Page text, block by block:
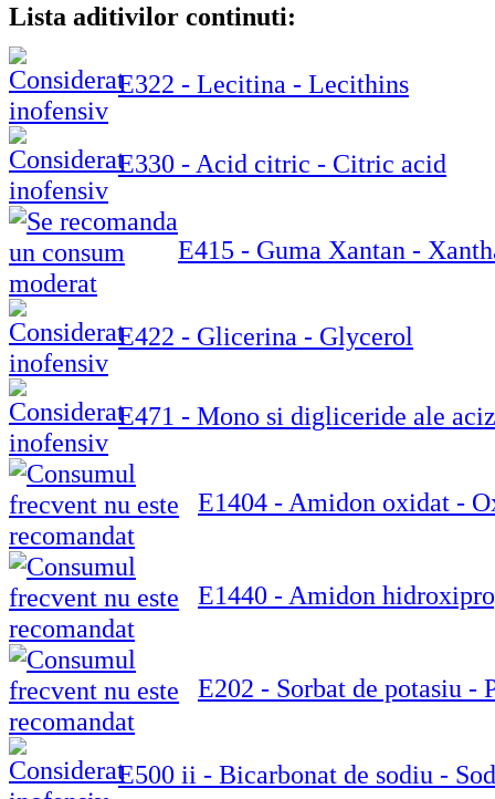
Lista aditivilor continuti:
E322 - Lecitina - Lecithins
E330 - Acid citric - Citric acid
E415 - Guma Xantan -
E422 - Glicerina - Glycerol
E471 - Mono si digliceride ale
E1404 - Amidon oxidat -
E1440 - Amidon
E202 - Sorbat de potasiu -
E500 ii - Bicarbonat de sodiu -